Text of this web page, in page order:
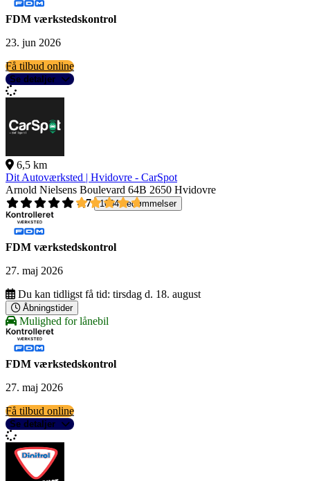
FDM værkstedskontrol
23. jun 2026
Få tilbud online
Se detaljer
6,5 km
Dit Autoværksted | Hvidovre - CarSpot
Arnold Nielsens Boulevard 64B 2650 Hvidovre
4,7
1004 bedømmelser
FDM værkstedskontrol
27. maj 2026
Du kan tidligst få tid: tirsdag d. 18. august
Åbningstider
Mulighed for lånebil
FDM værkstedskontrol
27. maj 2026
Få tilbud online
Se detaljer